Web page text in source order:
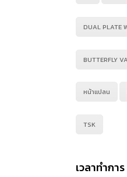
DUAL PLATE
BUTTERFLY
หน้าแปลน
TSK
เวลาทำการ